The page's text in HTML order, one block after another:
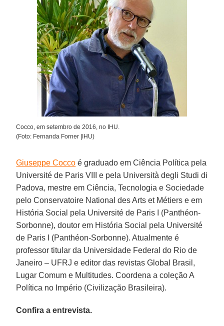
Cocco, em setembro de 2016, no IHU.
(Foto: Fernanda Forner |IHU)
Giuseppe Cocco é graduado em Ciência Política pela
Université de Paris VIII e pela Università degli Studi di
Padova, mestre em Ciência, Tecnologia e Sociedade
pelo Conservatoire National des Arts et Métiers e em
História Social pela Université de Paris I (Panthéon-
Sorbonne), doutor em História Social pela Université
de Paris I (Panthéon-Sorbonne). Atualmente é
professor titular da Universidade Federal do Rio de
Janeiro – UFRJ e editor das revistas Global Brasil,
Lugar Comum e Multitudes. Coordena a coleção A
Política no Império (Civilização Brasileira).
Confira a entrevista.